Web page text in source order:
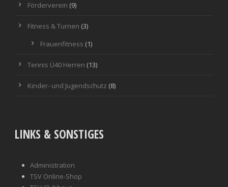
Förderverein (9)
Fitness & Turnen (3)
Frauenfitness (1)
Tennis Ü40 Herren (13)
Kinder- und Jugendschutz (8)
LINKS & SONSTIGES
Administration
TSV Online-Shop